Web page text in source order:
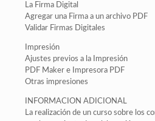
La Firma Digital
Agregar una Firma a un archivo PDF
Validar Firmas Digitales
Impresión
Ajustes previos a la Impresión
PDF Maker e Impresora PDF
Otras impresiones
INFORMACION ADICIONAL
La realización de un curso sobre los